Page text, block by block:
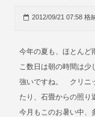
2012/09/21 07:58 格
今年の夏も、ほとん
こ数日は朝の時間は少
強いですね。 クリニ
たり、石畳からの照り
今月もこのお暑い中、